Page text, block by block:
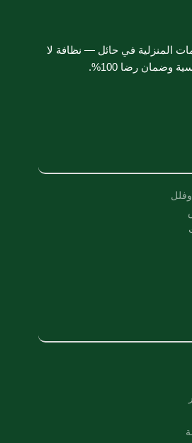
المنزلية في حائل — نظافة لا
وضمان رضا 100%.